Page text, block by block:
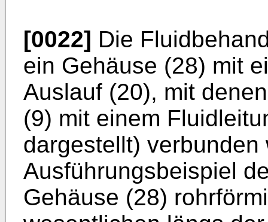
[0022] Die
ein Gehäuse (28) mit
Auslauf (20), mit
(9) mit einem
dargestellt) verbunden
Ausführungsbeispiel
Gehäuse (28)